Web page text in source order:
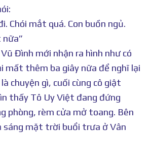
Chói mắt quá. Con buồn ngủ.
Đình mới nhận ra hình như có
mất thêm ba giây nữa để nghĩ lại
chuyện gì, cuối cùng cô giật
thấy Tô Uy Việt đang đứng
phòng, rèm cửa mở toang. Bên
sáng mặt trời buổi trưa ở Vân